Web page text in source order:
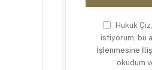
Hukuk
istiyorum, bu
İşlenmesine
okudum